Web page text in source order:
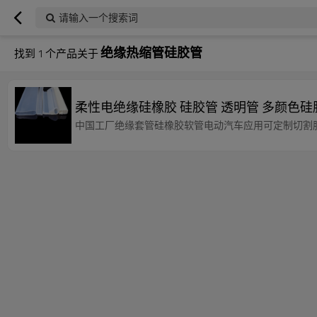
请输入一个搜索词
找到 1 个产品关于绝缘热缩管硅胶管
柔性电绝缘硅橡胶 硅胶管 透明管 多颜色
中国工厂绝缘套管硅橡胶软管电动汽车应用可定制切割